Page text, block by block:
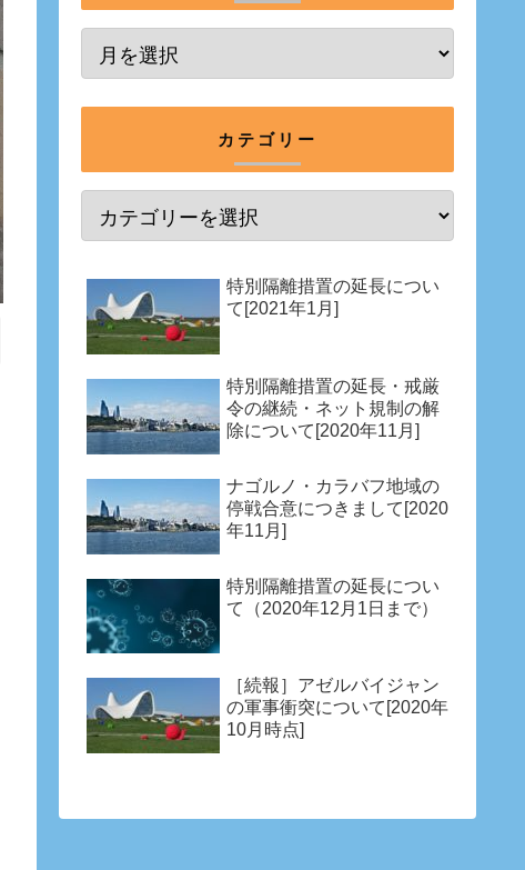
カテゴリー
特別隔離措置の延長につい
て[2021年1月]
特別隔離措置の延長・戒厳
令の継続・ネット規制の解
除について[2020年11月]
ナゴルノ・カラバフ地域の
停戦合意につきまして[2020
年11月]
特別隔離措置の延長につい
て（2020年12月1日まで）
［続報］アゼルバイジャン
の軍事衝突について[2020年
10月時点]